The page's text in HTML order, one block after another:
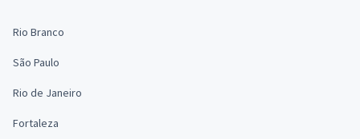
Rio Branco
São Paulo
Rio de Janeiro
Fortaleza